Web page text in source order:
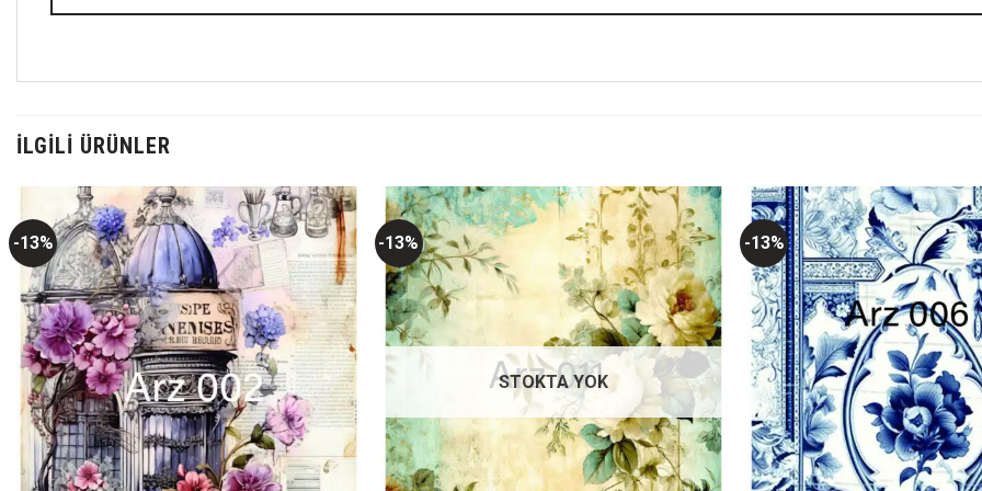
İLGILI ÜRÜNLER
-13%
Favorilerime
Ekle
-13%
Favorilerime
Ekle
STOKTA YOK
-13%